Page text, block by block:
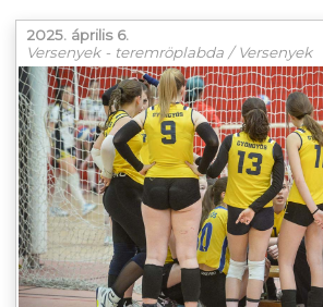
2025. április 6.
Versenyek - teremröplabda / Versenyek